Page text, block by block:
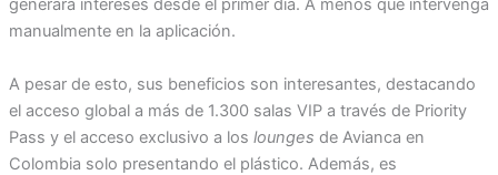
generará intereses desde el primer día. A menos que intervenga
manualmente en la aplicación.
A pesar de esto, sus beneficios son interesantes, destacando
el acceso global a más de 1.300 salas VIP a través de Priority
Pass y el acceso exclusivo a los lounges de Avianca en
Colombia solo presentando el plástico. Además, es